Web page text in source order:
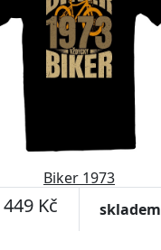
Biker 1973
449 Kč skladem